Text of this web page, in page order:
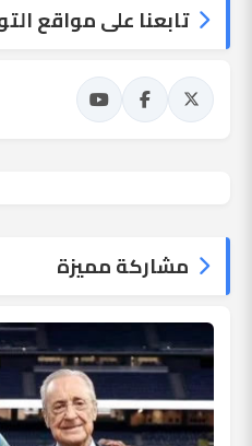
تابعنا على مواقع
مشاركة مميزة